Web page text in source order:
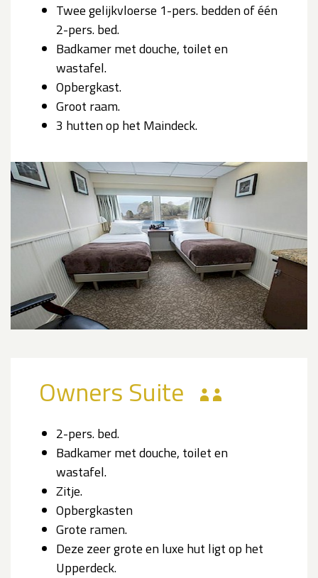
Twee gelijkvloerse 1-pers. bedden of één
2-pers. bed.
Badkamer met douche, toilet en
wastafel.
Opbergkast.
Groot raam.
3 hutten op het Maindeck.
Owners Suite
2-pers. bed.
Badkamer met douche, toilet en
wastafel.
Zitje.
Opbergkasten
Grote ramen.
Deze zeer grote en luxe hut ligt op het
Upperdeck.